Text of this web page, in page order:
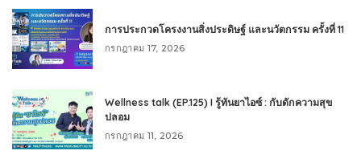
การประกวดโครงงานสิ่งประดิษฐ์ และนวัตกรรม ครั้งที่ 11
กรกฎาคม 17, 2026
Wellness talk (EP.125) I รู้ทันยาไอซ์ : กับดักความสุข
ปลอม
กรกฎาคม 11, 2026